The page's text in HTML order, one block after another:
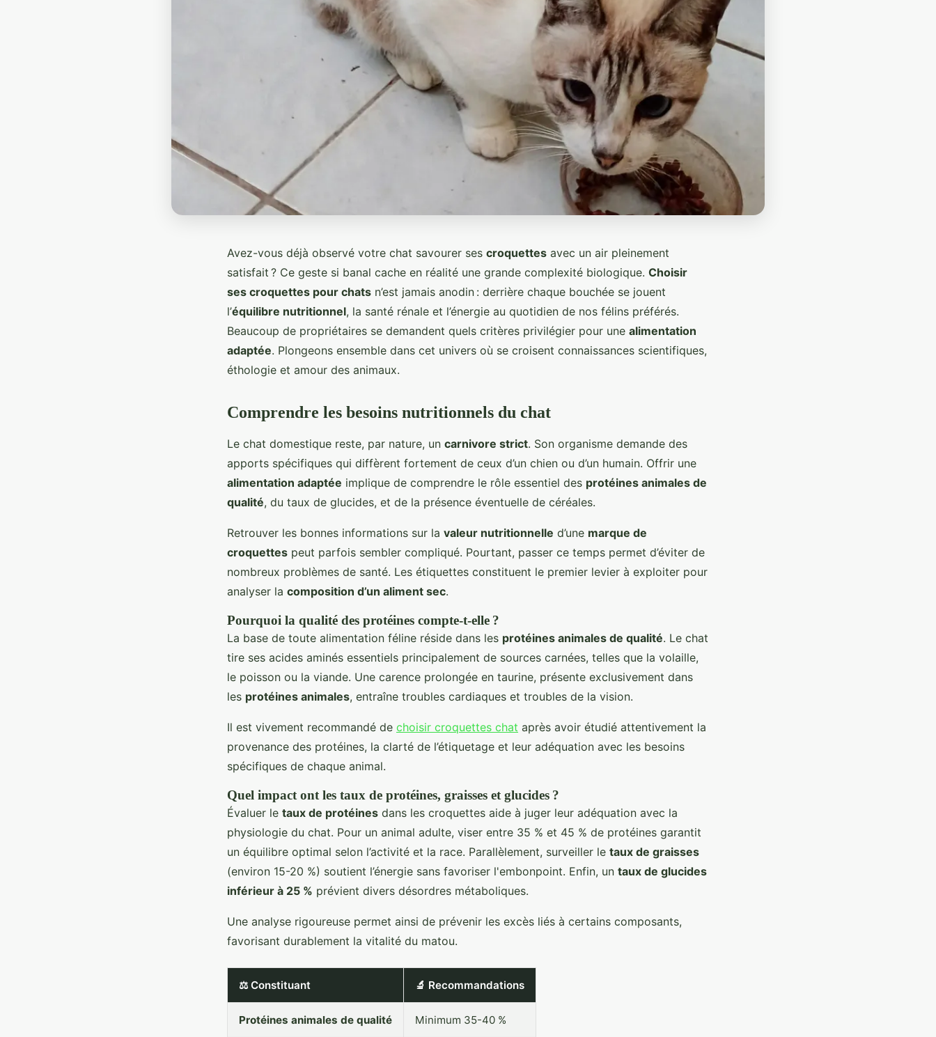
Avez-vous déjà observé votre chat savourer ses croquettes avec un air pleinement
satisfait ? Ce geste si banal cache en réalité une grande complexité biologique. Choisir
ses croquettes pour chats n’est jamais anodin : derrière chaque bouchée se jouent
l’équilibre nutritionnel, la santé rénale et l’énergie au quotidien de nos félins préférés.
Beaucoup de propriétaires se demandent quels critères privilégier pour une alimentation
adaptée. Plongeons ensemble dans cet univers où se croisent connaissances scientifiques,
éthologie et amour des animaux.
Comprendre les besoins nutritionnels du chat
Le chat domestique reste, par nature, un carnivore strict. Son organisme demande des
apports spécifiques qui diffèrent fortement de ceux d’un chien ou d’un humain. Offrir une
alimentation adaptée implique de comprendre le rôle essentiel des protéines animales de
qualité, du taux de glucides, et de la présence éventuelle de céréales.
Retrouver les bonnes informations sur la valeur nutritionnelle d’une marque de
croquettes peut parfois sembler compliqué. Pourtant, passer ce temps permet d’éviter de
nombreux problèmes de santé. Les étiquettes constituent le premier levier à exploiter pour
analyser la composition d’un aliment sec.
Pourquoi la qualité des protéines compte-t-elle ?
La base de toute alimentation féline réside dans les protéines animales de qualité. Le chat
tire ses acides aminés essentiels principalement de sources carnées, telles que la volaille,
le poisson ou la viande. Une carence prolongée en taurine, présente exclusivement dans
les protéines animales, entraîne troubles cardiaques et troubles de la vision.
Il est vivement recommandé de choisir croquettes chat après avoir étudié attentivement la
provenance des protéines, la clarté de l’étiquetage et leur adéquation avec les besoins
spécifiques de chaque animal.
Quel impact ont les taux de protéines, graisses et glucides ?
Évaluer le taux de protéines dans les croquettes aide à juger leur adéquation avec la
physiologie du chat. Pour un animal adulte, viser entre 35 % et 45 % de protéines garantit
un équilibre optimal selon l’activité et la race. Parallèlement, surveiller le taux de graisses
(environ 15-20 %) soutient l’énergie sans favoriser l'embonpoint. Enfin, un taux de glucides
inférieur à 25 % prévient divers désordres métaboliques.
Une analyse rigoureuse permet ainsi de prévenir les excès liés à certains composants,
favorisant durablement la vitalité du matou.
⚖️ Constituant 🔬 Recommandations
Protéines animales de qualité Minimum 35-40 %